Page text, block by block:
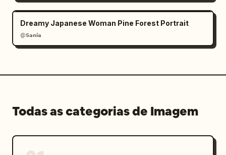
Dreamy Japanese Woman Pine Forest Portrait
@𝗦𝗮𝗻𝗶𝗮
Todas as categorias de Imagem